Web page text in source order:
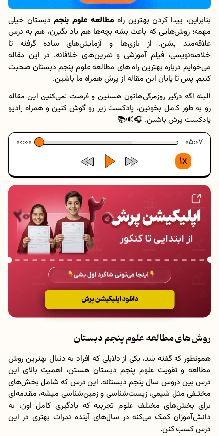
بنابراین، پیدا کردن بهترین راهمطالعه علوم پنجمدبستان خیلی
مهمه؛ روش‌هایی که باعث بشه بچه‌ها هم یاد بگیرن، هم به درس
علاقه‌مند بشن. از بازی‌ها و آزمایش‌های ساده گرفته تا
خلاصه‌نویسی، فیلم آموزشی و تمرین‌های خلاقانه. در این مقاله
می‌خوایم درباره بهترین راه های مطالعه علوم پنجم دبستان صحبت
کنیم. پس تا پایان این مقاله از پرش همراه ما باشین.
البته اگه درگیر روزمرگی‌هاتون هستین و فرصت نمی‌کنین این مقاله
رو به طور کامل بخونین، پادکست زیر رو گوش کنین و همراه رادیو
پادکست پرش باشین. 🎧🔊📚
00:00
05:07
1x
روش‌های مطالعه علوم پنجم دبستان
همونطور که گفته شد، یکی از دلایلی که افراد به دنبال بهترین روش
مطالعه و تقویت علوم پنجم دبستان هستن، اهمیت بالای این
درس بین دروس سال پنجم دبستانه. این درس که شامل بخش‌های
مختلفی مثل شیمی، زیست‌شناسی و زمین‌شناسی میشه، مقدمه‌ای
برای بخش‌های مختلف علوم تجربیه که یادگیری کامل اون، به
دانش‌آموزان کمک می‌کنه در سال‌های آینده نمرات بهتری در این
درس کسب کنن.